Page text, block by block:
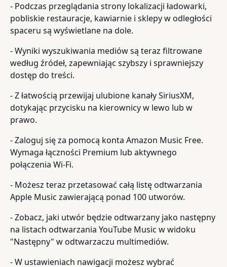
- Podczas przeglądania strony lokalizacji ładowarki,
pobliskie restauracje, kawiarnie i sklepy w odległości
spaceru są wyświetlane na dole.
- Wyniki wyszukiwania mediów są teraz filtrowane
według źródeł, zapewniając szybszy i sprawniejszy
dostęp do treści.
- Z łatwością przewijaj ulubione kanały SiriusXM,
dotykając przycisku na kierownicy w lewo lub w
prawo.
- Zaloguj się za pomocą konta Amazon Music Free.
Wymaga łączności Premium lub aktywnego
połączenia Wi-Fi.
- Możesz teraz przetasować całą listę odtwarzania
Apple Music zawierającą ponad 100 utworów.
- Zobacz, jaki utwór będzie odtwarzany jako następny
na listach odtwarzania YouTube Music w widoku
"Następny" w odtwarzaczu multimediów.
- W ustawieniach nawigacji możesz wybrać